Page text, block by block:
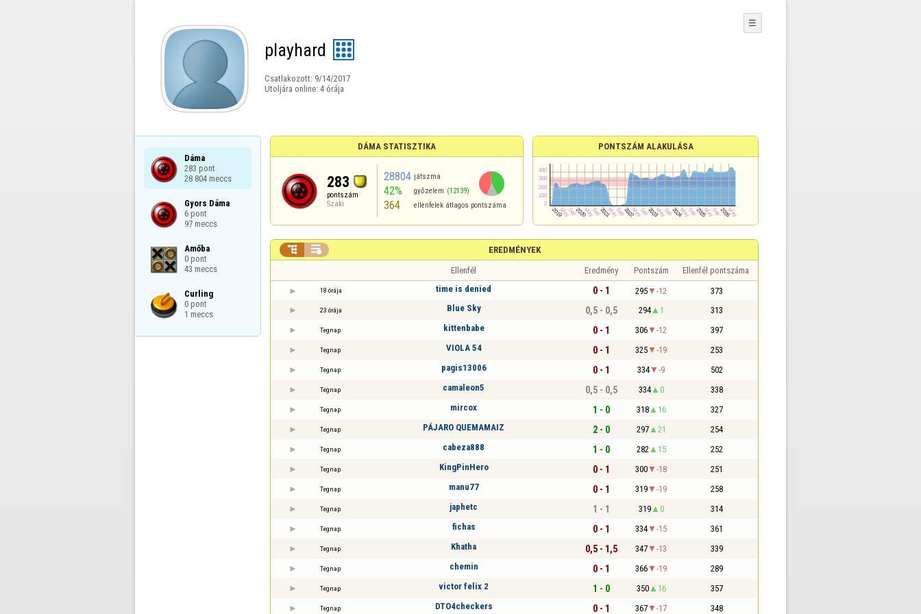
playhard
Csatlakozott: 9/14/2017
Utoljára online: 4 órája
☰
Dáma
283 pont
28 804 meccs
Gyors Dáma
6 pont
97 meccs
Amőba
0 pont
43 meccs
Curling
0 pont
1 meccs
DÁMA STATISZTIKA
283
pontszám
Szaki
28804 játszma
42% győzelem (12139)
364 ellenfelek átlagos pontszáma
PONTSZÁM ALAKULÁSA
EREDMÉNYEK
 
Ellenfél Eredmény Pontszám Ellenfél pontszáma
18 órája time is denied 0 - 1 295 -12 373
23 órája Blue Sky 0,5 - 0,5 294 1 313
Tegnap kittenbabe 0 - 1 306 -12 397
Tegnap VIOLA 54 0 - 1 325 -19 253
Tegnap pagis13006 0 - 1 334 -9 502
Tegnap camaleon5 0,5 - 0,5 334 0 338
Tegnap mircox 1 - 0 318 16 327
Tegnap PÁJARO QUEMAMAIZ 2 - 0 297 21 254
Tegnap cabeza888 1 - 0 282 15 252
Tegnap KingPinHero 0 - 1 300 -18 251
Tegnap manu77 0 - 1 319 -19 258
Tegnap japhetc 1 - 1 319 0 314
Tegnap fichas 0 - 1 334 -15 361
Tegnap Khatha 0,5 - 1,5 347 -13 339
Tegnap chemin 0 - 1 366 -19 289
Tegnap victor felix 2 1 - 0 350 16 357
Tegnap DTO4checkers 0 - 1 367 -17 348